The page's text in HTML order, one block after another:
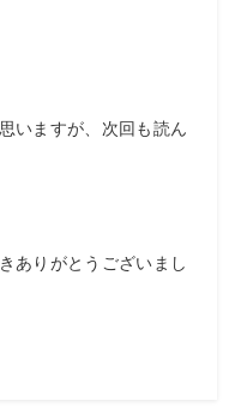
いますが、次回も読ん
ありがとうございまし